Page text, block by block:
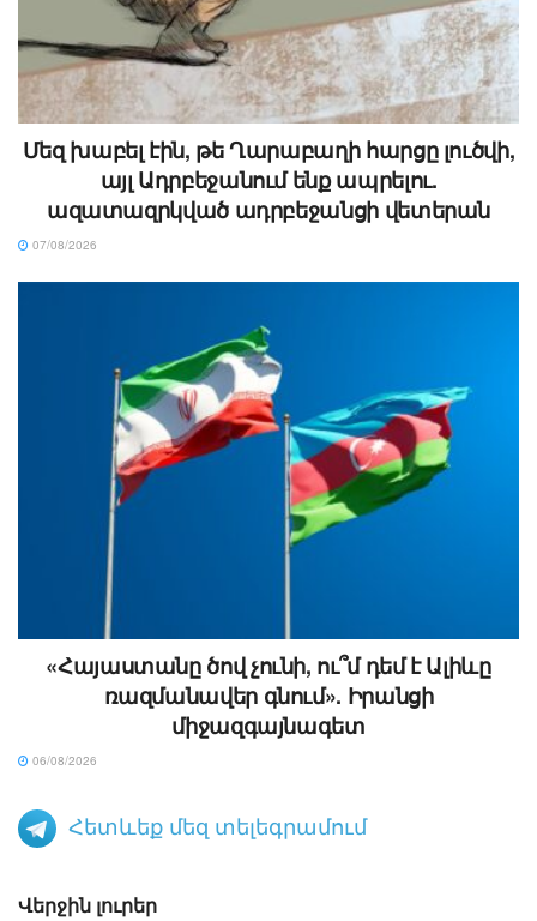
Մեզ խաբել էին, թե Ղարաբաղի հարցը լուծվի,
այլ Ադրբեջանում ենք ապրելու.
ազատազրկված ադրբեջանցի վետերան
07/08/2026
«Հայաստանը ծով չունի, ու՞մ դեմ է Ալիևը
ռազմանավեր գնում». Իրանցի
միջազգայնագետ
06/08/2026
Հետևեք մեզ տելեգրամում
Վերջին լուրեր